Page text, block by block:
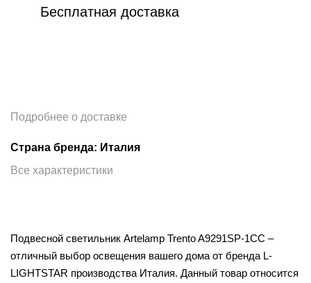
Бесплатная доставка
Подробнее о доставке
Страна бренда: Италия
Все характеристики
Подвесной светильник Artelamp Trento A9291SP-1CC –
отличный выбор освещения вашего дома от бренда L-
LIGHTSTAR производства Италия. Данный товар относится